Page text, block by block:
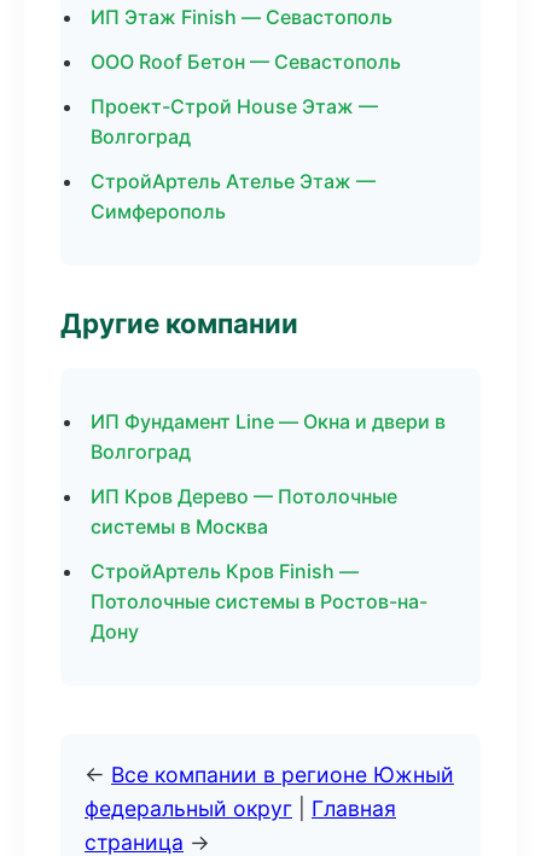
ИП Этаж Finish — Севастополь
ООО Roof Бетон — Севастополь
Проект-Строй House Этаж —
Волгоград
СтройАртель Ателье Этаж —
Симферополь
Другие компании
ИП Фундамент Line — Окна и двери в
Волгоград
ИП Кров Дерево — Потолочные
системы в Москва
СтройАртель Кров Finish —
Потолочные системы в Ростов-на-
Дону
← Все компании в регионе Южный
федеральный округ
Главная
страница →